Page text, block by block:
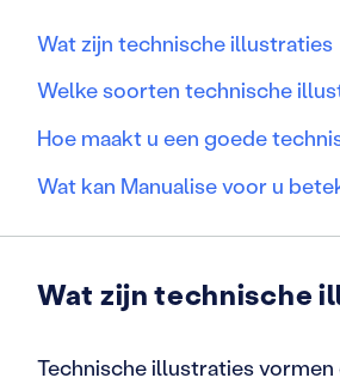
Wat zijn technische illustraties
Welke soorten technische
Hoe maakt u een goede
Wat kan Manualise voor u
Wat zijn technische
Technische illustraties